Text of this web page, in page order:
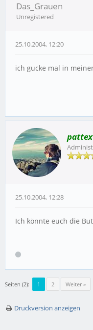
Das_Grauen
Unregistered
25.10.2004, 12:20
ich gucke mal in
pattex
25.10.2004, 12:28
Ich könnte euch die
Seiten (2): 1 2 Weiter »
Druckversion anzeigen